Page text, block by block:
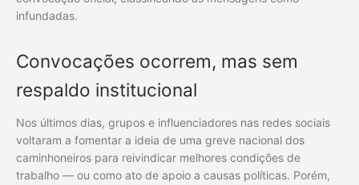
infundadas.
Convocações ocorrem, mas sem
respaldo institucional
Nos últimos dias, grupos e influenciadores nas redes sociais
voltaram a fomentar a ideia de uma greve nacional dos
caminhoneiros para reivindicar melhores condições de
trabalho — ou como ato de apoio a causas políticas. Porém,